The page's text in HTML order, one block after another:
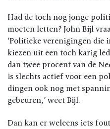
Had de toch nog jonge
moeten letten? John Bijl
‘Politieke verenigingen die
kiezen uit een toch karig
dan twee procent van de
is slechts actief voor een
dingen ook nog met
gebeuren,’ weet Bijl.
Dan kan er weleens iets